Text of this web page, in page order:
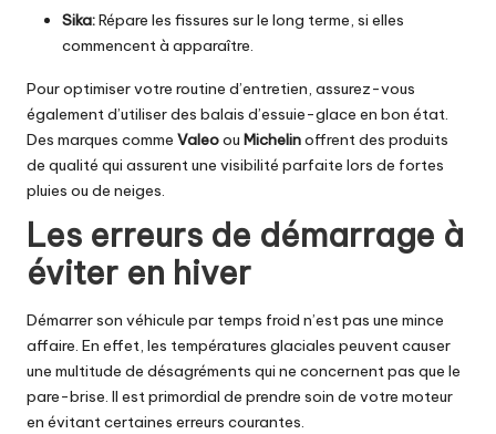
Sika:Répare les fissures sur le long terme, si elles
commencent à apparaître.
Pour optimiser votre routine d’entretien, assurez-vous
également d’utiliser des balais d’essuie-glace en bon état.
Des marques comme Valeoou Michelinoffrent des produits
de qualité qui assurent une visibilité parfaite lors de fortes
pluies ou de neiges.
Les erreurs de démarrage à
éviter en hiver
Démarrer son véhicule par temps froid n’est pas une mince
affaire. En effet, les températures glaciales peuvent causer
une multitude de désagréments qui ne concernent pas que le
pare-brise. Il est primordial de prendre soin de votre moteur
en évitant certaines erreurs courantes.